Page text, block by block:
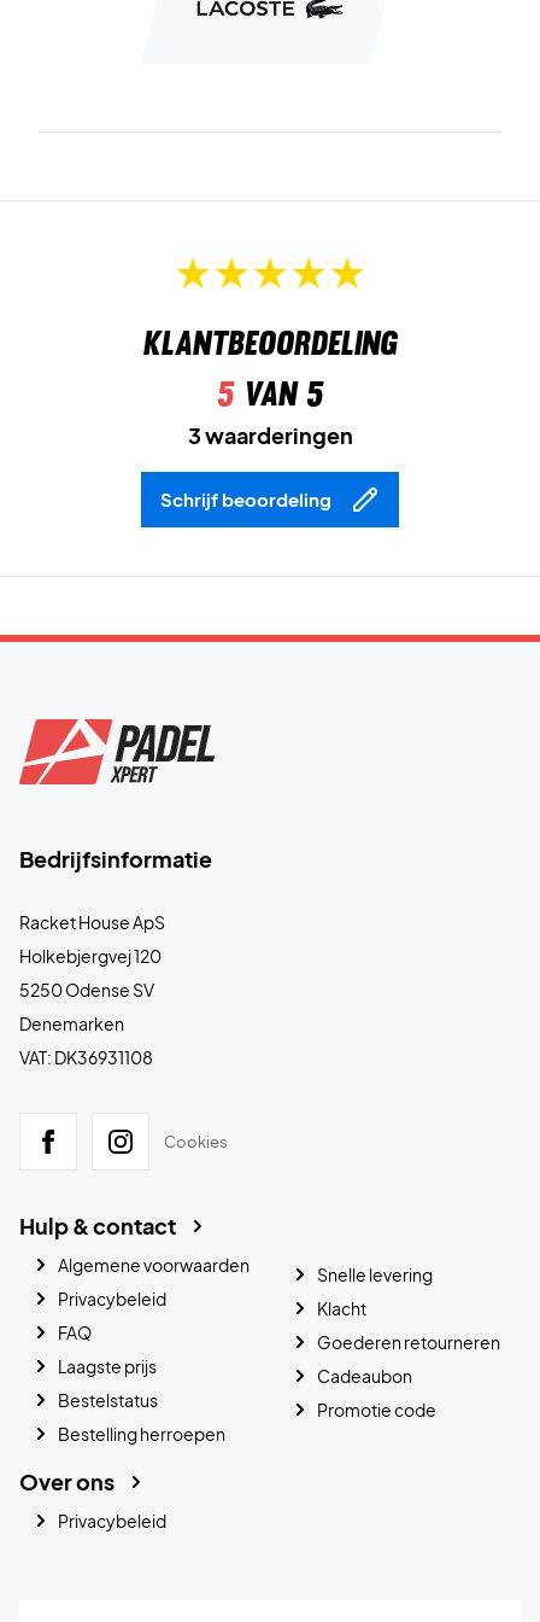
Klantbeoordeling
5van 5
3 waarderingen
Schrijf beoordeling
Bedrijfsinformatie
Racket House ApS
Holkebjergvej 120
5250 Odense SV
Denemarken
VAT: DK36931108
Cookies
Hulp & contact
Algemene voorwaarden
Privacybeleid
FAQ
Laagste prijs
Bestelstatus
Bestelling herroepen
Snelle levering
Klacht
Goederen retourneren
Cadeaubon
Promotie code
Over ons
Privacybeleid